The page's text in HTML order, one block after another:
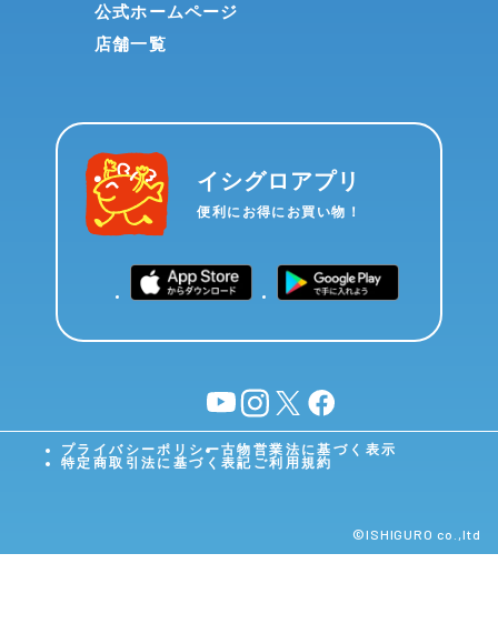
公式ホームページ
店舗一覧
イシグロアプリ
便利にお得にお買い物！
YouTubeinstagram
X facebook
プライバシーポリシー古物営業法に基づく表示
特定商取引法に基づく表記 ご利用規約
©︎ISHIGURO co.,ltd